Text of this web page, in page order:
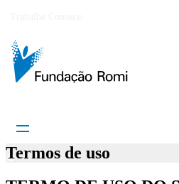
Termos de uso